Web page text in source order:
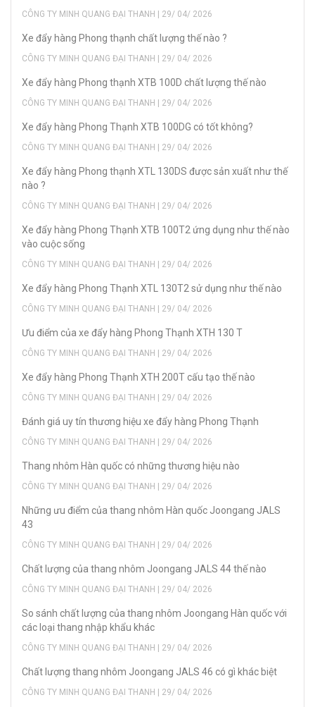
CÔNG TY MINH QUANG ĐẠI THANH | 29/ 04/ 2026
Xe đẩy hàng Phong thạnh chất lượng thế nào ?
CÔNG TY MINH QUANG ĐẠI THANH | 29/ 04/ 2026
Xe đẩy hàng Phong thạnh XTB 100D chất lượng thế nào
CÔNG TY MINH QUANG ĐẠI THANH | 29/ 04/ 2026
Xe đẩy hàng Phong Thạnh XTB 100DG có tốt không?
CÔNG TY MINH QUANG ĐẠI THANH | 29/ 04/ 2026
Xe đẩy hàng Phong thạnh XTL 130DS được sản xuất như thế
nào ?
CÔNG TY MINH QUANG ĐẠI THANH | 29/ 04/ 2026
Xe đẩy hàng Phong Thạnh XTB 100T2 ứng dụng như thế nào
vào cuộc sống
CÔNG TY MINH QUANG ĐẠI THANH | 29/ 04/ 2026
Xe đẩy hàng Phong Thạnh XTL 130T2 sử dụng như thế nào
CÔNG TY MINH QUANG ĐẠI THANH | 29/ 04/ 2026
Ưu điểm của xe đẩy hàng Phong Thạnh XTH 130 T
CÔNG TY MINH QUANG ĐẠI THANH | 29/ 04/ 2026
Xe đẩy hàng Phong Thạnh XTH 200T cấu tạo thế nào
CÔNG TY MINH QUANG ĐẠI THANH | 29/ 04/ 2026
Đánh giá uy tín thương hiệu xe đẩy hàng Phong Thạnh
CÔNG TY MINH QUANG ĐẠI THANH | 29/ 04/ 2026
Thang nhôm Hàn quốc có những thương hiệu nào
CÔNG TY MINH QUANG ĐẠI THANH | 29/ 04/ 2026
Những ưu điểm của thang nhôm Hàn quốc Joongang JALS
43
CÔNG TY MINH QUANG ĐẠI THANH | 29/ 04/ 2026
Chất lượng của thang nhôm Joongang JALS 44 thế nào
CÔNG TY MINH QUANG ĐẠI THANH | 29/ 04/ 2026
So sánh chất lượng của thang nhôm Joongang Hàn quốc với
các loại thang nhập khẩu khác
CÔNG TY MINH QUANG ĐẠI THANH | 29/ 04/ 2026
Chất lượng thang nhôm Joongang JALS 46 có gì khác biệt
CÔNG TY MINH QUANG ĐẠI THANH | 29/ 04/ 2026